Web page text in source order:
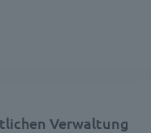
Verwaltung